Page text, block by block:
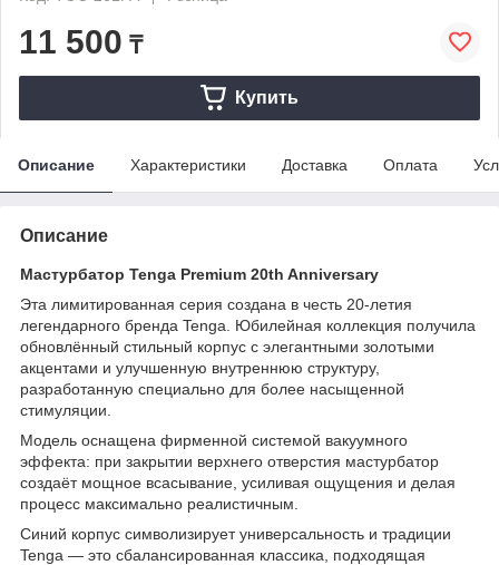
11 500 ₸
Купить
Описание Характеристики Доставка Оплата
Описание
Мастурбатор Tenga Premium 20th Anniversary
Эта лимитированная серия создана в честь 20-летия
легендарного бренда Tenga. Юбилейная коллекция получила
обновлённый стильный корпус с элегантными золотыми
акцентами и улучшенную внутреннюю структуру,
разработанную специально для более насыщенной
стимуляции.
Модель оснащена фирменной системой вакуумного
эффекта: при закрытии верхнего отверстия мастурбатор
создаёт мощное всасывание, усиливая ощущения и делая
процесс максимально реалистичным.
Синий корпус символизирует универсальность и традиции
Tenga — это сбалансированная классика, подходящая